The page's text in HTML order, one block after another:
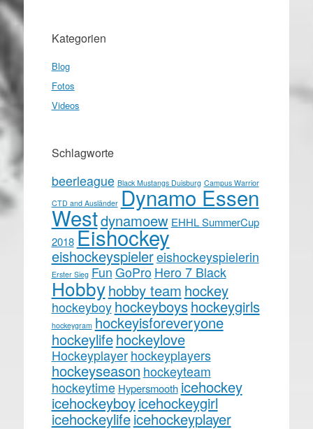
Kategorien
Blog
Fotos
Videos
Schlagworte
beerleague Black Mustangs Duisburg Campus Warrior
CTD and Ausländer Dynamo Essen
Westdynamoew EHHL SummerCup
2018Eishockey
eishockeyspielereishockeyspielerin
Erster Sieg Fun GoPro Hero 7 Black
Hobbyhobby team hockey
hockeyboy hockeyboyshockeygirls
hockeygram hockeyisforeveryone
hockeylifehockeylove
Hockeyplayer hockeyplayers
hockeyseason hockeyteam
hockeytime Hypersmooth icehockey
icehockeyboyicehockeygirl
icehockeylifeicehockeyplayer